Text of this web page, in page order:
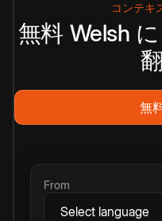
コンテキ
無料 Welsh に
無
From